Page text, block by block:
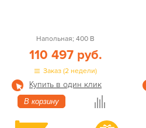
Напольная; 400 В
110 497 руб.
Заказ (2 недели)
Купить в один клик
В корзину